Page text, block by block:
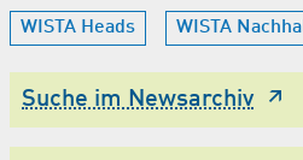
WISTA Heads WISTA
Suche im Newsarchiv